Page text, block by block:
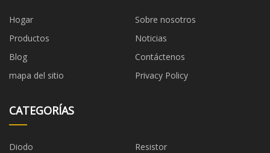
Hogar
Sobre nosotros
Productos
Noticias
Blog
Contáctenos
mapa del sitio
Privacy Policy
CATEGORÍAS
Diodo
Resistor